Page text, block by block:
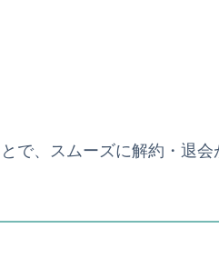
で、スムーズに解約・退会